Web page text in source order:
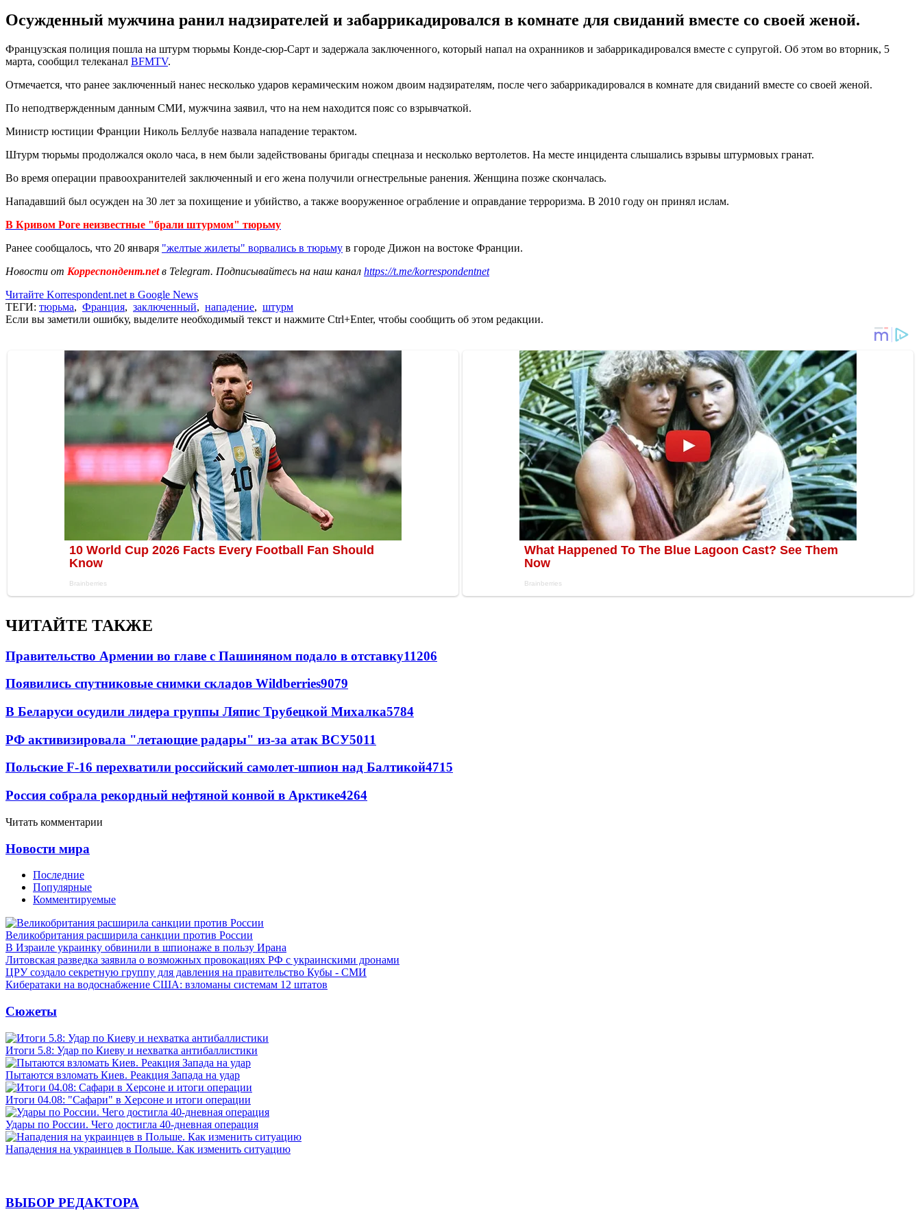
Осужденный мужчина ранил надзирателей и забаррикадировался в комнате для свиданий вместе со своей женой.
Французская полиция пошла на штурм тюрьмы Конде-сюр-Сарт и ​задержала заключенного, который напал на охранников и забаррикадировался вместе с супругой. Об этом во вторник, 5
марта, сообщил телеканал BFMTV.
Отмечается, что ранее заключенный нанес несколько ударов керамическим ножом двоим надзирателям, после чего забаррикадировался в комнате для свиданий вместе со своей женой.
По неподтвержденным данным СМИ, мужчина заявил, что на нем находится пояс со взрывчаткой.
Министр юстиции Франции Николь Беллубе назвала нападение терактом.
Штурм тюрьмы продолжался около часа, в нем были задействованы бригады спецназа и несколько вертолетов. На месте инцидента слышались взрывы штурмовых гранат.
Во время операции правоохранителей заключенный и его жена получили огнестрельные ранения. Женщина позже скончалась.
Нападавший был осужден на 30 лет за похищение и убийство, а также вооруженное ограбление и оправдание терроризма. В 2010 году он принял ислам.
В Кривом Роге неизвестные "брали штурмом" тюрьму
Ранее сообщалось, что 20 января "желтые жилеты" ворвались в тюрьму в городе Дижон на востоке Франции.
Новости от Корреспондент.netв Telegram. Подписывайтесь на наш канал https://t.me/korrespondentnet
Читайте Korrespondent.net в Google News
ТЕГИ: тюрьма, Франция, заключенный, нападение, штурм
Если вы заметили ошибку, выделите необходимый текст и нажмите Ctrl+Enter, чтобы сообщить об этом редакции.
ЧИТАЙТЕ ТАКЖЕ
Правительство Армении во главе с Пашиняном подало в отставку11206
Появились спутниковые снимки складов Wildberries9079
В Беларуси осудили лидера группы Ляпис Трубецкой Михалка5784
РФ активизировала "летающие радары" из-за атак ВСУ5011
Польские F-16 перехватили российский самолет-шпион над Балтикой4715
Россия собрала рекордный нефтяной конвой в Арктике4264
Читать комментарии
Новости мира
Последние
Популярные
Комментируемые
Великобритания расширила санкции против России
В Израиле украинку обвинили в шпионаже в пользу Ирана
Литовская разведка заявила о возможных провокациях РФ с украинскими дронами
ЦРУ создало секретную группу для давления на правительство Кубы - СМИ
Кибератаки на водоснабжение США: взломаны системам 12 штатов
Сюжеты
Итоги 5.8: Удар по Киеву и нехватка антибаллистики
Пытаются взломать Киев. Реакция Запада на удар
Итоги 04.08: "Сафари" в Херсоне и итоги операции
Удары по России. Чего достигла 40-дневная операция
Нападения на украинцев в Польше. Как изменить ситуацию
ВЫБОР РЕДАКТОРА